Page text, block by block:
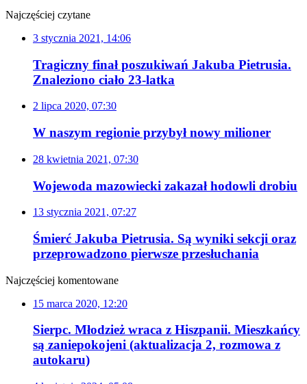
Najczęściej czytane
3 stycznia 2021, 14:06
Tragiczny finał poszukiwań Jakuba Pietrusia.
Znaleziono ciało 23-latka
2 lipca 2020, 07:30
W naszym regionie przybył nowy milioner
28 kwietnia 2021, 07:30
Wojewoda mazowiecki zakazał hodowli drobiu
13 stycznia 2021, 07:27
Śmierć Jakuba Pietrusia. Są wyniki sekcji oraz
przeprowadzono pierwsze przesłuchania
Najczęściej komentowane
15 marca 2020, 12:20
Sierpc. Młodzież wraca z Hiszpanii. Mieszkańcy
są zaniepokojeni (aktualizacja 2, rozmowa z
autokaru)